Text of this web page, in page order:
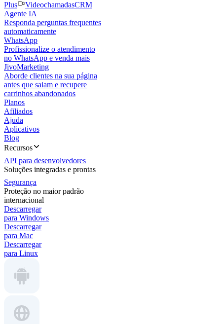
Plus
VideochamadasCRM
Agente IA
Responda perguntas frequentes
automaticamente
WhatsApp
Profissionalize o atendimento
no WhatsApp e venda mais
JivoMarketing
Aborde clientes na sua página
antes que saiam e recupere
carrinhos abandonados
Planos
Afiliados
Ajuda
Aplicativos
Blog
Recursos
API para desenvolvedores
Soluções integradas e prontas
Segurança
Proteção no maior padrão
internacional
Descarregar
para Windows
Descarregar
para Mac
Descarregar
para Linux